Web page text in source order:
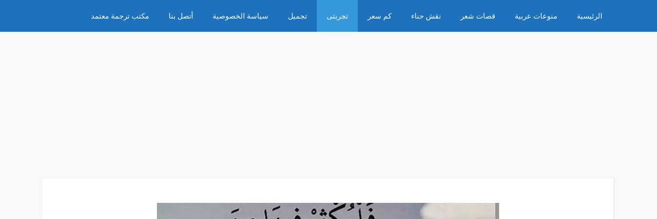
المحتوى
الرئيسية منوعات عربية قصات شعر نقش حناء كم سعر تجربتى تجميل سياسة الخصوصية أتصل بنا مكتب ترجمة معتمد